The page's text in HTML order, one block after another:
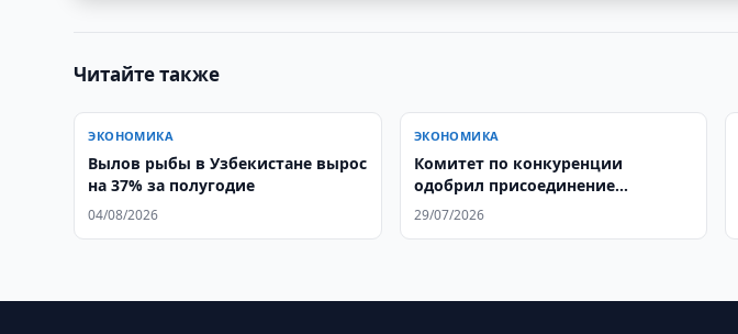
Читайте также
ЭКОНОМИКА
Вылов рыбы в Узбекистане вырос
на 37% за полугодие
04/08/2026
ЭКОНОМИКА
Комитет по конкуренции
одобрил присоединение
Zarofattex к Uztex Group
29/07/2026